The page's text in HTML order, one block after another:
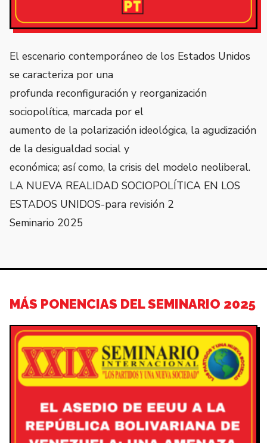
El escenario contemporáneo de los Estados Unidos
se caracteriza por una
profunda reconfiguración y reorganización
sociopolítica, marcada por el
aumento de la polarización ideológica, la agudización
de la desigualdad social y
económica; así como, la crisis del modelo neoliberal.
LA NUEVA REALIDAD SOCIOPOLÍTICA EN LOS
ESTADOS UNIDOS-para revisión 2
Seminario 2025
MÁS PONENCIAS DEL SEMINARIO 2025